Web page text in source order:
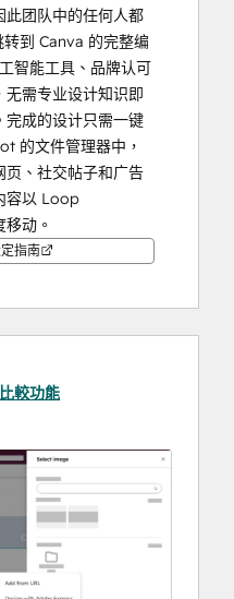
此团队中的任何人都
到 Canva 的完整编
智能工具、品牌认可
无需专业设计知识即
完成的设计只需一键
的文件管理器中，
页、社交帖子和广告
容以 Loop
动。
指南
較功能